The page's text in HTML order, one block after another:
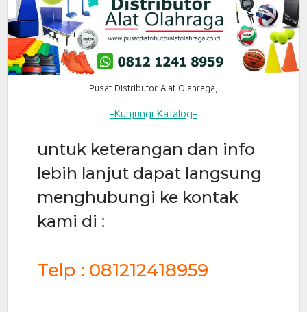
Pusat Distributor Alat Olahraga,
-Kunjungi Katalog-
untuk keterangan dan info
lebih lanjut dapat langsung
menghubungi ke kontak
kami di :
Telp : 081212418959